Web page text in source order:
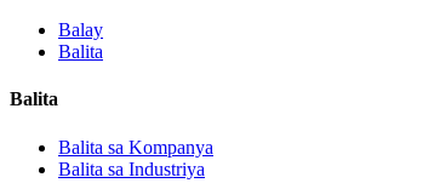
Balay
Balita
Balita
Balita sa Kompanya
Balita sa Industriya